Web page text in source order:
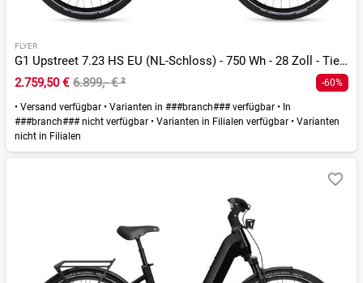
FLYER
G1 Upstreet 7.23 HS EU (NL-Schloss) - 750 Wh - 28 Zoll - Tiefeinsteiger
2.759,50 € 6.899,- €² -60%
• Versand verfügbar • Varianten in ###branch### verfügbar • In
###branch### nicht verfügbar • Varianten in Filialen verfügbar • Varianten
nicht in Filialen